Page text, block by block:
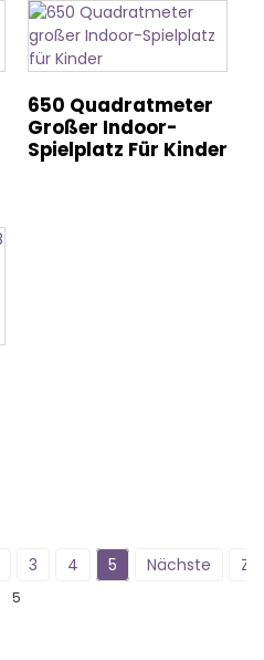
650 Quadratmeter
Großer Indoor-
Spielplatz Für Kinder
3 4 5 Nächste
5